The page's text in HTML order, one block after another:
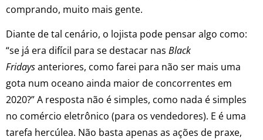
comprando, muito mais gente.
Diante de tal cenário, o lojista pode pensar algo como:
“se já era difícil para se destacar nas Black
Fridaysanteriores, como farei para não ser mais uma
gota num oceano ainda maior de concorrentes em
2020?” A resposta não é simples, como nada é simples
no comércio eletrônico (para os vendedores). E é uma
tarefa hercúlea. Não basta apenas as ações de praxe,